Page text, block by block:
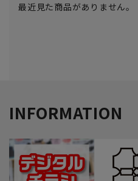
最近見た商品がありません。
INFORMATION